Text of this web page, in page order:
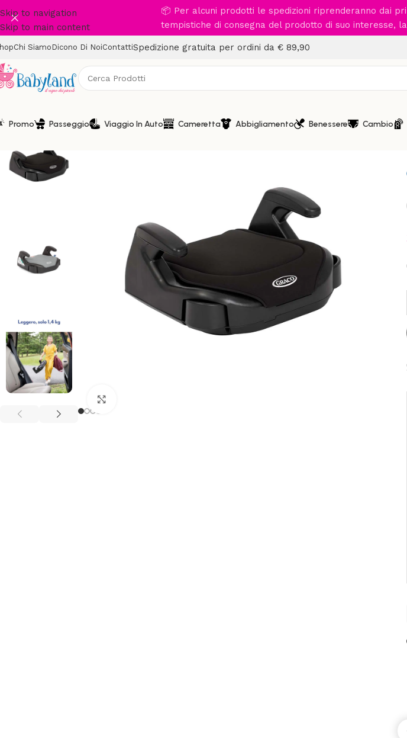
Skip to navigation
Skip to main content
📦 Per alcuni prodotti le spedizioni riprenderanno dai
tempistiche di consegna del prodotto di suo interesse,
Chi Siamo Dicono Di NoiContattiSpedizione gratuita per ordini da € 89,90
Promo Passeggio Viaggio In Auto Cameretta Abbigliamento Benessere Cambio